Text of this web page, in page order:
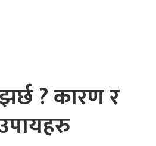
? कारण र